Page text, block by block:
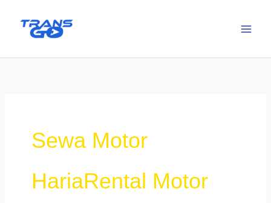
Sewa Motor
HariaRental Motor